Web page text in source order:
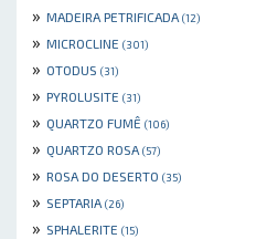
» MADEIRA PETRIFICADA (12)
» MICROCLINE (301)
» OTODUS (31)
» PYROLUSITE (31)
» QUARTZO FUMÊ (106)
» QUARTZO ROSA (57)
» ROSA DO DESERTO (35)
» SEPTARIA (26)
» SPHALERITE (15)